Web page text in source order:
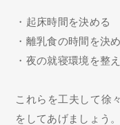
・起床時間を決める
・離乳食の時間を決
・夜の就寝環境を整
これらを工夫して徐
をしてあげましょう。